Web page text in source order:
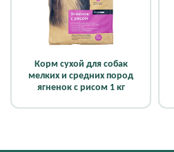
Корм сухой для собак
мелких и средних пород
ягненок с рисом 1 кг